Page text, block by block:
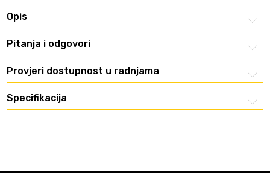
Opis
Pitanja i odgovori
Provjeri dostupnost u radnjama
Specifikacija